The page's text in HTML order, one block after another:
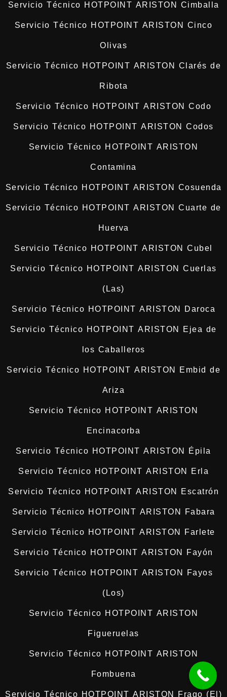
Servicio Técnico HOTPOINT ARISTON Cimballa
Servicio Técnico HOTPOINT ARISTON Cinco
Olivas
Servicio Técnico HOTPOINT ARISTON Clarés de
Ribota
Servicio Técnico HOTPOINT ARISTON Codo
Servicio Técnico HOTPOINT ARISTON Codos
Servicio Técnico HOTPOINT ARISTON
Contamina
Servicio Técnico HOTPOINT ARISTON Cosuenda
Servicio Técnico HOTPOINT ARISTON Cuarte de
Huerva
Servicio Técnico HOTPOINT ARISTON Cubel
Servicio Técnico HOTPOINT ARISTON Cuerlas
(Las)
Servicio Técnico HOTPOINT ARISTON Daroca
Servicio Técnico HOTPOINT ARISTON Ejea de
los Caballeros
Servicio Técnico HOTPOINT ARISTON Embid de
Ariza
Servicio Técnico HOTPOINT ARISTON
Encinacorba
Servicio Técnico HOTPOINT ARISTON Épila
Servicio Técnico HOTPOINT ARISTON Erla
Servicio Técnico HOTPOINT ARISTON Escatrón
Servicio Técnico HOTPOINT ARISTON Fabara
Servicio Técnico HOTPOINT ARISTON Farlete
Servicio Técnico HOTPOINT ARISTON Fayón
Servicio Técnico HOTPOINT ARISTON Fayos
(Los)
Servicio Técnico HOTPOINT ARISTON
Figueruelas
Servicio Técnico HOTPOINT ARISTON
Fombuena
Servicio Técnico HOTPOINT ARISTON Frago (El)